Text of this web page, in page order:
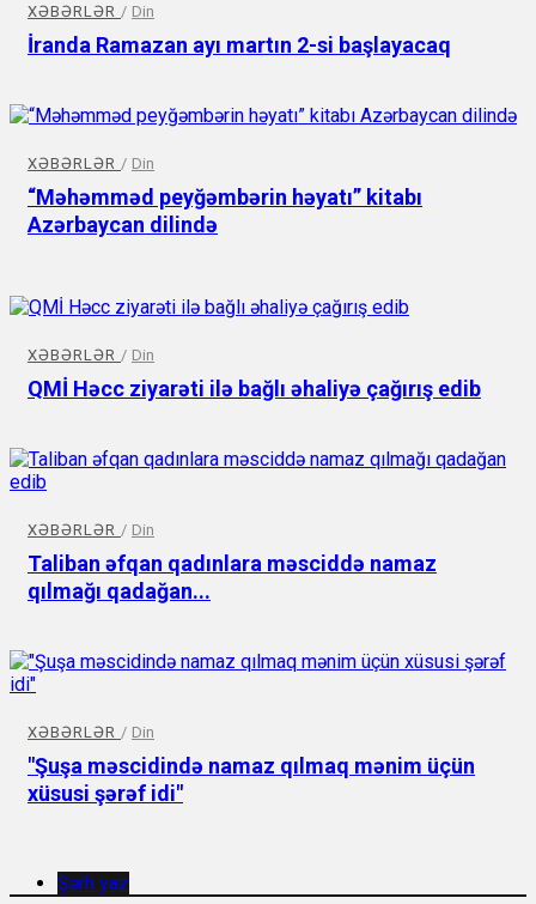
XƏBƏRLƏR / Din
İranda Ramazan ayı martın 2-si başlayacaq
XƏBƏRLƏR / Din
“Məhəmməd peyğəmbərin həyatı” kitabı
Azərbaycan dilində
XƏBƏRLƏR / Din
QMİ Həcc ziyarəti ilə bağlı əhaliyə çağırış edib
XƏBƏRLƏR / Din
Taliban əfqan qadınlara məsciddə namaz
qılmağı qadağan...
XƏBƏRLƏR / Din
"Şuşa məscidində namaz qılmaq mənim üçün
xüsusi şərəf idi"
Şərh yaz